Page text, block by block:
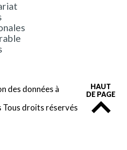
des données à
Tous droits réservés
HAUT
DE PAGE